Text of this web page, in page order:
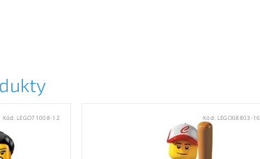
Kód:LEGO71008-12 Kód: LEGO08803-16